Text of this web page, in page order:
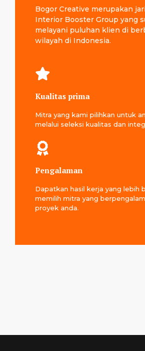
Bogor Creative merupakan
Interior Booster Group yang
melayani puluhan klien di
wilayah di Indonesia.
Kualitas prima
Mitra yang kami pilihkan untuk
melalui seleksi kualitas dan
Pengalaman
Dapatkan hasil kerja yang lebih
memilih mitra yang
proyek anda.